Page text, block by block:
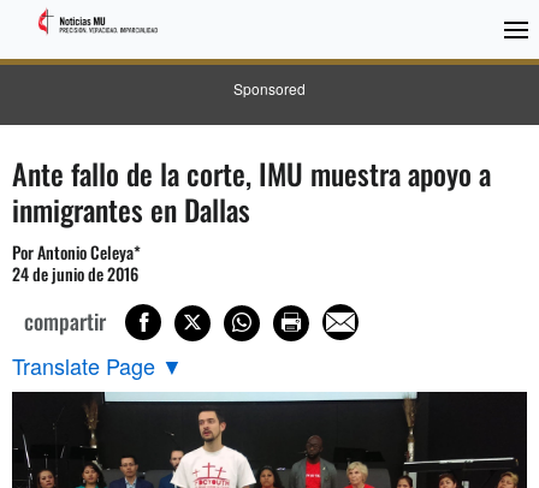
Sponsored
Ante fallo de la corte, IMU muestra apoyo a
inmigrantes en Dallas
Por Antonio Celeya*
24 de junio de 2016
compartir
Translate Page ▼